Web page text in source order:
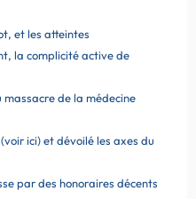
et les atteintes
la complicité active de
massacre de la médecine
ici) et dévoilé les axes du
par des honoraires décents